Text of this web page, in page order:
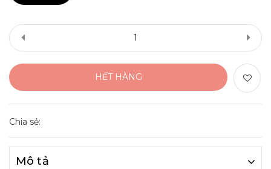
HẾT HÀNG
Chia sẻ:
Mô tả